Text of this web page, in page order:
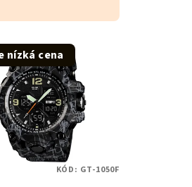
nízká cena
KÓD: GT-1050F